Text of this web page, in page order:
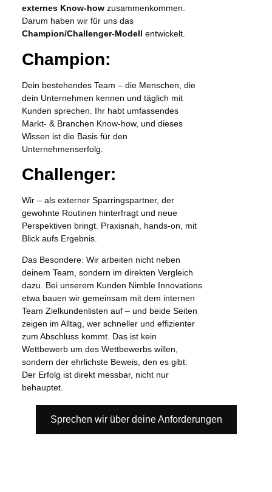
externes Know-how zusammenkommen.
Darum haben wir für uns das
Champion/Challenger-Modell entwickelt.
Champion:
Dein bestehendes Team – die Menschen, die
dein Unternehmen kennen und täglich mit
Kunden sprechen. Ihr habt umfassendes
Markt- & Branchen Know-how, und dieses
Wissen ist die Basis für den
Unternehmenserfolg.
Challenger:
Wir – als externer Sparringspartner, der
gewohnte Routinen hinterfragt und neue
Perspektiven bringt. Praxisnah, hands-on, mit
Blick aufs Ergebnis.
Das Besondere: Wir arbeiten nicht neben
deinem Team, sondern im direkten Vergleich
dazu. Bei unserem Kunden Nimble Innovations
etwa bauen wir gemeinsam mit dem internen
Team Zielkundenlisten auf – und beide Seiten
zeigen im Alltag, wer schneller und effizienter
zum Abschluss kommt. Das ist kein
Wettbewerb um des Wettbewerbs willen,
sondern der ehrlichste Beweis, den es gibt:
Der Erfolg ist direkt messbar, nicht nur
behauptet.
Sprechen wir über deine Anforderungen